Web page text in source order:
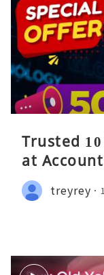
Trusted
at
treyrey